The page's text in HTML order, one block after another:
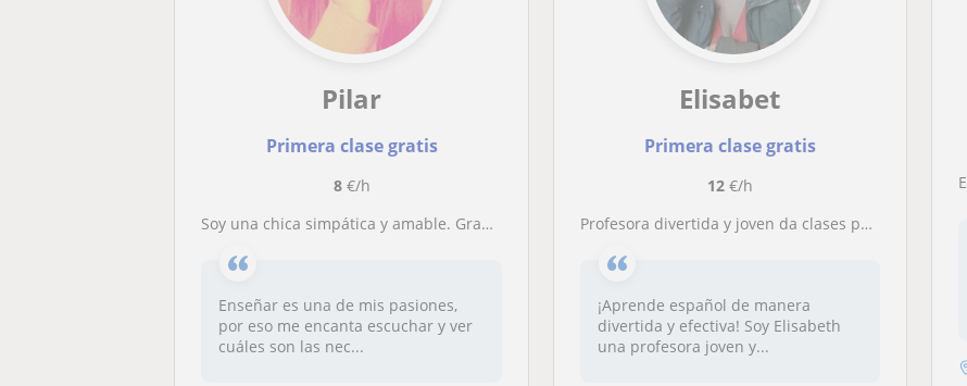
Pilar
Primera clase gratis
8€/h
Soy una chica simpática y amable. Graduada en maestra de Educación Primaria, especialista en Audición y Lenguaje.
Enseñar es una de mis pasiones,
por eso me encanta escuchar y ver
cuáles son las nec...
Elisabet
Primera clase gratis
12€/h
Profesora divertida y joven da clases particulares de idioma español a niños extranjeros edad compredidas entres los 6 y 12 años de edad aprenderemos el idioma de forma divertida para aprender de forma rápida .JUGANDO Y LEYENDO SE CRECE APRENDIENDO
¡Aprende español de manera
divertida y efectiva! Soy Elisabeth
una profesora joven y...